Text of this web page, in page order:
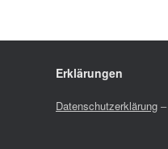
Erklärungen
Datenschutzerklärung–